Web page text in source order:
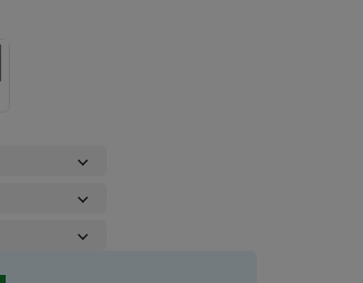
Pojištění kryje náhodné poškození výrobku, krádež nebo
Prodloužená záruka kryje vady zařízení nad rámec zákonné
zboží